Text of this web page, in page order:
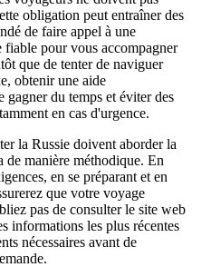
obligation peut entraîner des
de faire appel à une
fiable pour vous accompagner
que de tenter de naviguer
obtenir une aide
du temps et éviter des
en cas d'urgence.
la Russie doivent aborder la
de manière méthodique. En
en se préparant et en
que votre voyage
pas de consulter le site web
informations les plus récentes
nécessaires avant de